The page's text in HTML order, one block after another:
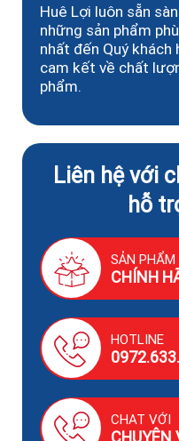
Huê Lợi luôn sẵn
những sản phẩm
nhất đến Quý khách
cam kết về chất
phẩm.
Liên hệ với
hỗ
SẢN PHẨM
CHÍNH
HOTLINE
CHAT VỚI